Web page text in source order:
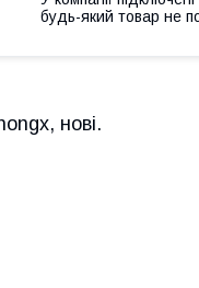
будь-який товар не
нові.